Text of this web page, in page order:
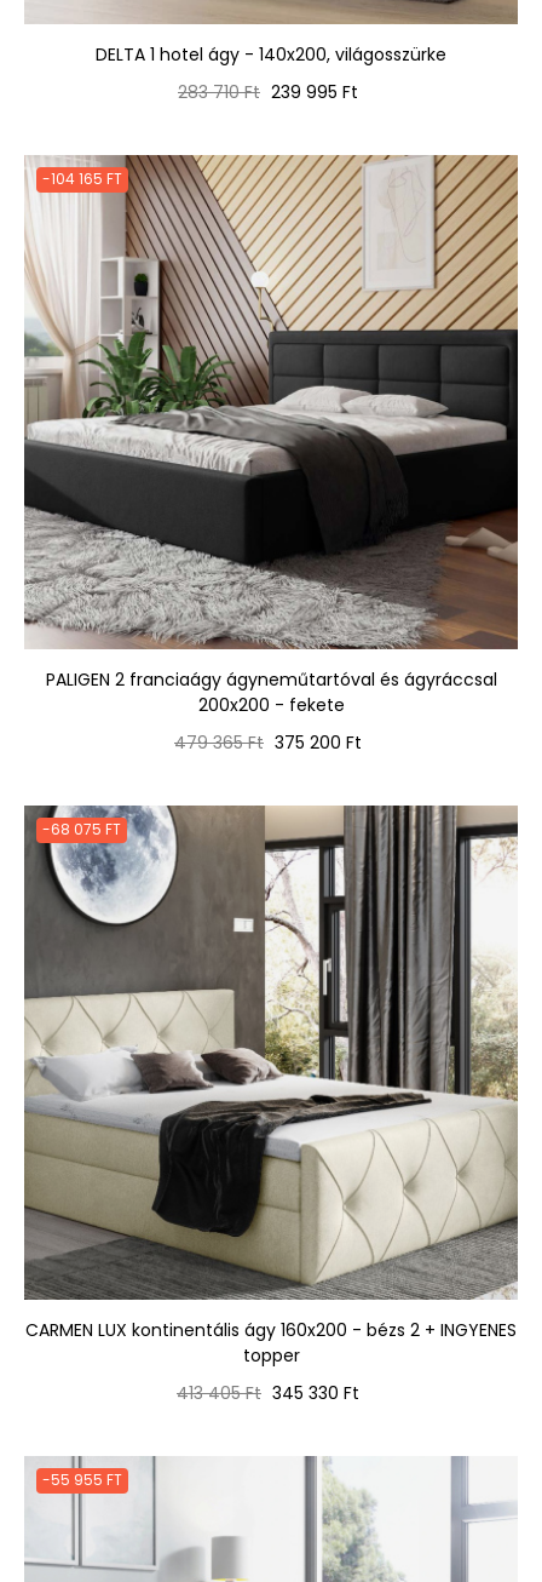
DELTA 1 hotel ágy - 140x200, világosszürke
Normál
283 710 Ft Ár
239 995 Ft
-104 165 FT
PALIGEN 2 franciaágy ágyneműtartóval és ágyráccsal
200x200 - fekete
Normál
479 365 Ft Ár
375 200 Ft
-68 075 FT
CARMEN LUX kontinentális ágy 160x200 - bézs 2 + INGYENES
topper
Normál
413 405 Ft Ár
345 330 Ft
-55 955 FT